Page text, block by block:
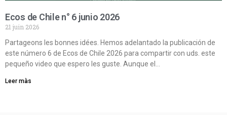
Ecos de Chile n° 6 junio 2026
21 juin 2026
Partageons les bonnes idées. Hemos adelantado la publicación de
este número 6 de Ecos de Chile 2026 para compartir con uds. este
pequeño video que espero les guste. Aunque el…
Leer màs